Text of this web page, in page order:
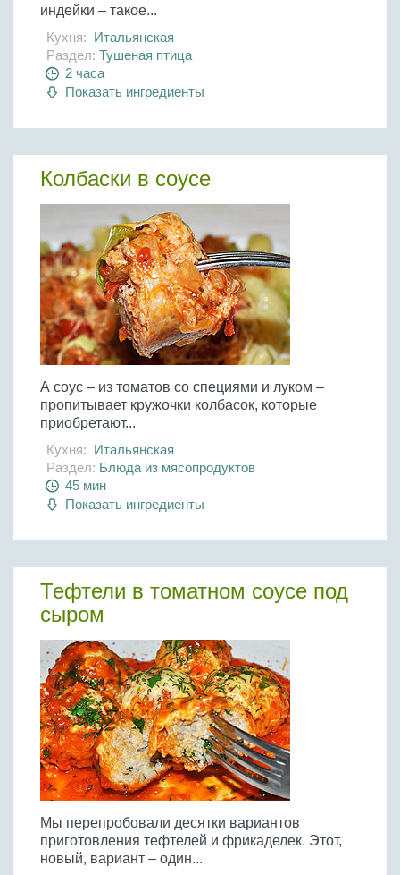
индейки – такое...
Кухня: Итальянская
Раздел: Тушеная птица
2 часа
Показать ингредиенты
Колбаски в соусе
А соус – из томатов со специями и луком –
пропитывает кружочки колбасок, которые
приобретают...
Кухня: Итальянская
Раздел: Блюда из мясопродуктов
45 мин
Показать ингредиенты
Тефтели в томатном соусе под
сыром
Мы перепробовали десятки вариантов
приготовления тефтелей и фрикаделек. Этот,
новый, вариант – один...